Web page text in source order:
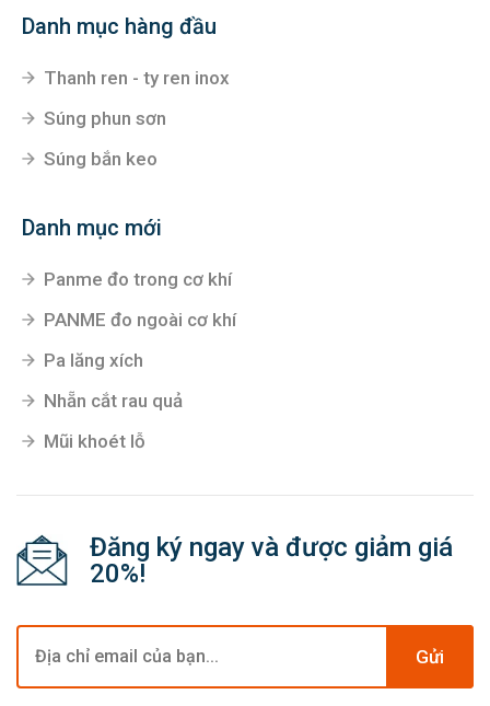
Danh mục hàng đầu
Thanh ren - ty ren inox
Súng phun sơn
Súng bắn keo
Danh mục mới
Panme đo trong cơ khí
PANME đo ngoài cơ khí
Pa lăng xích
Nhẵn cắt rau quả
Mũi khoét lỗ
Đăng ký ngay và được giảm giá
20%!
Gửi